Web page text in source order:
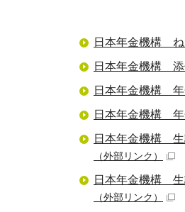
日本年金機構
日本年金機構 添
日本年金機構 年
日本年金機構 年
日本年金機構 生
（外部リンク）
日本年金機構 生
（外部リンク）